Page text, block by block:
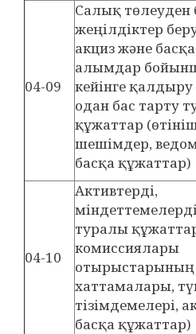
04-09
Салық төлеуден
жеңілдіктер
акциз және
алымдар
кейінге
одан бас тарту
құжаттар
шешімдер,
басқа құжаттар)
04-10
Активтерді,
туралы
комиссиялары
отырыстарының
хаттамалары,
тізімдемелері,
басқа құжаттар)